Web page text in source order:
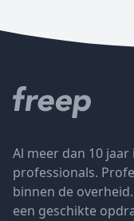
Al meer dan 10
professionals.
binnen de
een geschikte